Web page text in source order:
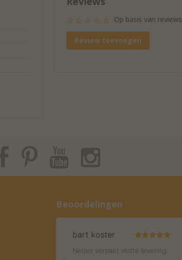
Op basis van reviews
Review toevoegen
Beoordelingen